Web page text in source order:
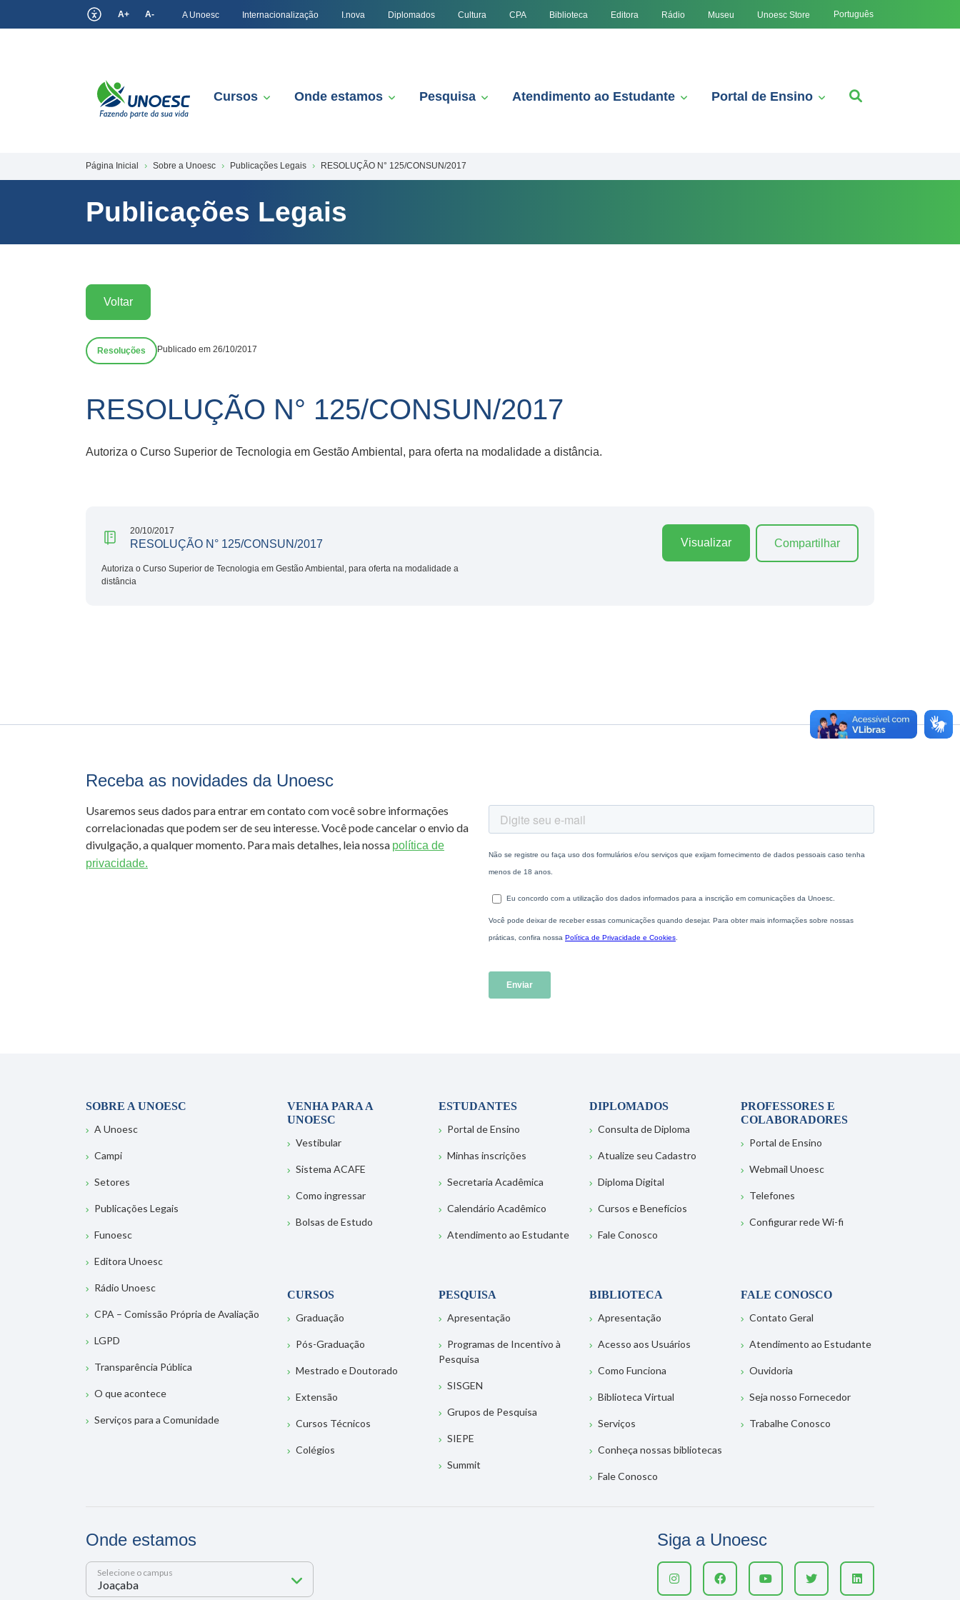
A+ A- A Unoesc Internacionalização I.nova Diplomados Cultura CPA Biblioteca Editora Rádio Museu Unoesc Store Português
Cursos Onde estamos Pesquisa Atendimento ao Estudante Portal de Ensino
Página Inicial Sobre a Unoesc Publicações Legais RESOLUÇÃO N° 125/CONSUN/2017
Publicações Legais
Voltar
Resoluções Publicado em 26/10/2017
RESOLUÇÃO N° 125/CONSUN/2017
Autoriza o Curso Superior de Tecnologia em Gestão Ambiental, para oferta na modalidade a distância.
20/10/2017
RESOLUÇÃO N° 125/CONSUN/2017
Autoriza o Curso Superior de Tecnologia em Gestão Ambiental, para oferta na modalidade a
distância
Visualizar Compartilhar
Receba as novidades da Unoesc
Usaremos seus dados para entrar em contato com você sobre informações
correlacionadas que podem ser de seu interesse. Você pode cancelar o envio da
divulgação, a qualquer momento. Para mais detalhes, leia nossa política de
privacidade.
SOBRE A UNOESC
A Unoesc
Campi
Setores
Publicações Legais
Funoesc
Editora Unoesc
Rádio Unoesc
CPA – Comissão Própria de Avaliação
LGPD
Transparência Pública
O que acontece
Serviços para a Comunidade
VENHA PARA A
UNOESC
Vestibular
Sistema ACAFE
Como ingressar
Bolsas de Estudo
ESTUDANTES
Portal de Ensino
Minhas inscrições
Secretaria Acadêmica
Calendário Acadêmico
Atendimento ao Estudante
DIPLOMADOS
Consulta de Diploma
Atualize seu Cadastro
Diploma Digital
Cursos e Benefícios
Fale Conosco
PROFESSORES E
COLABORADORES
Portal de Ensino
Webmail Unoesc
Telefones
Configurar rede Wi-fi
CURSOS
Graduação
Pós-Graduação
Mestrado e Doutorado
Extensão
Cursos Técnicos
Colégios
PESQUISA
Apresentação
Programas de Incentivo à
Pesquisa
SISGEN
Grupos de Pesquisa
SIEPE
Summit
BIBLIOTECA
Apresentação
Acesso aos Usuários
Como Funciona
Biblioteca Virtual
Serviços
Conheça nossas bibliotecas
Fale Conosco
FALE CONOSCO
Contato Geral
Atendimento ao Estudante
Ouvidoria
Seja nosso Fornecedor
Trabalhe Conosco
Onde estamos
Selecione o campus
Siga a Unoesc